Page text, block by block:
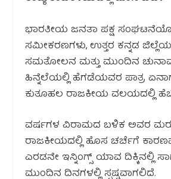
ಭಾರತೀಯ ಜನತಾ ಪಕ್ಷ
ಸಮೀಕರಣಗಳು, ಉತ್ತರ ಕನ್ನಡ
ಸಮತೋಲನ ಮತ್ತು ಮುಂದಿನ
ಹಿನ್ನೆಲೆಯಲ್ಲಿ ಹೆಗಡೆಯವರ ಪಾತ್ರ
ಕುತೂಹಲ ರಾಜಕೀಯ ವಲಯದಲ್ಲಿ
ವರ್ಷಗಳ ವಿರಾಮದ ಬಳಿಕ ಅವರ
ರಾಜಕೀಯದಲ್ಲಿ ಹೊಸ ಚರ್ಚೆಗೆ
ಎರಡನೇ ಇನ್ನಿಂಗ್ಸ್ ಯಾವ ದಿಕ್ಕಿನಲ್ಲಿ
ಮುಂದಿನ ದಿನಗಳಲ್ಲಿ ಸ್ಪಷ್ಟವಾಗಲಿದೆ.